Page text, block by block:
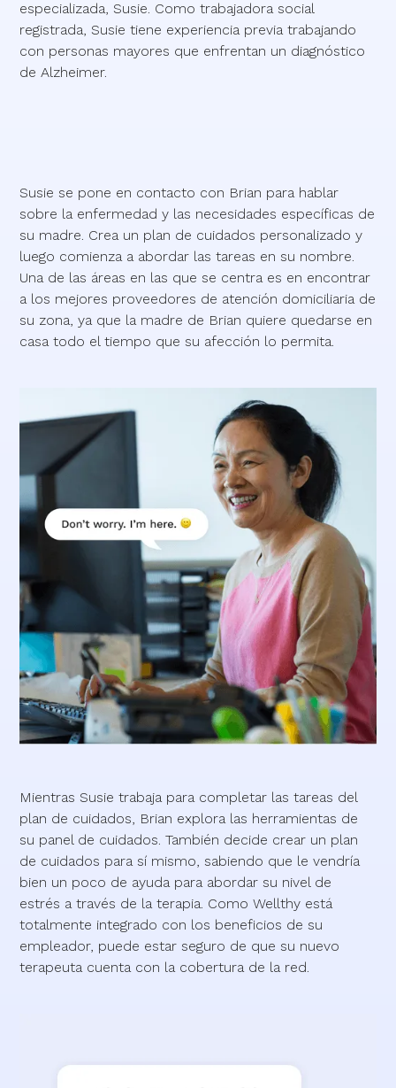
especializada, Susie. Como trabajadora social
registrada, Susie tiene experiencia previa trabajando
con personas mayores que enfrentan un diagnóstico
de Alzheimer.
Susie se pone en contacto con Brian para hablar
sobre la enfermedad y las necesidades específicas de
su madre. Crea un plan de cuidados personalizado y
luego comienza a abordar las tareas en su nombre.
Una de las áreas en las que se centra es en encontrar
a los mejores proveedores de atención domiciliaria de
su zona, ya que la madre de Brian quiere quedarse en
casa todo el tiempo que su afección lo permita.
Mientras Susie trabaja para completar las tareas del
plan de cuidados, Brian explora las herramientas de
su panel de cuidados. También decide crear un plan
de cuidados para sí mismo, sabiendo que le vendría
bien un poco de ayuda para abordar su nivel de
estrés a través de la terapia. Como Wellthy está
totalmente integrado con los beneficios de su
empleador, puede estar seguro de que su nuevo
terapeuta cuenta con la cobertura de la red.